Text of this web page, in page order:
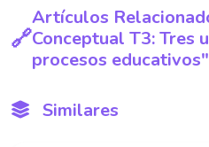
Artículos
Conceptual T3: Tres
procesos educativos"
Similares